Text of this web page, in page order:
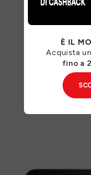
È IL
Acquista
fino a